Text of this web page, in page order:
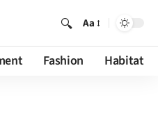
Aa
Fashion Habitat